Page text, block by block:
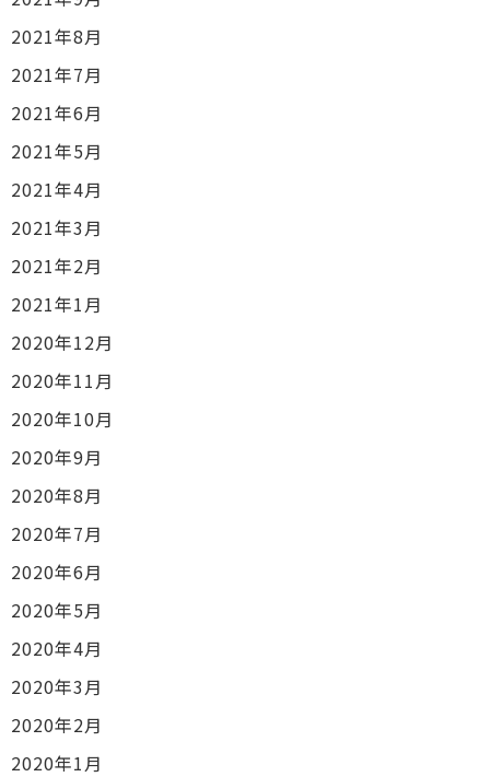
2021年8月
2021年7月
2021年6月
2021年5月
2021年4月
2021年3月
2021年2月
2021年1月
2020年12月
2020年11月
2020年10月
2020年9月
2020年8月
2020年7月
2020年6月
2020年5月
2020年4月
2020年3月
2020年2月
2020年1月